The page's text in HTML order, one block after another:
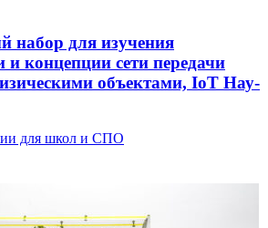
набор для изучения
и концепции сети передачи
объектами, IoT Нау-
для школ и СПО